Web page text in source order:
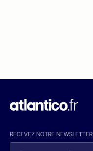
RECEVEZ NOTRE NEWSLETTER